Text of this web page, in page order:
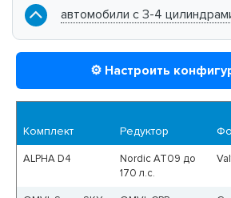
автомобили с 3-4
⚙️ Настроить
Комплект Редуктор
ALPHA D4
Nordic AT09 до
170 л.с.